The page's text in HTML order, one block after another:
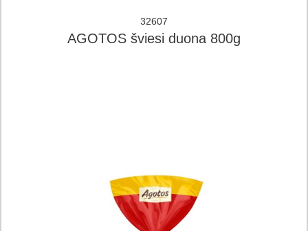
32607
AGOTOS šviesi duona 800g